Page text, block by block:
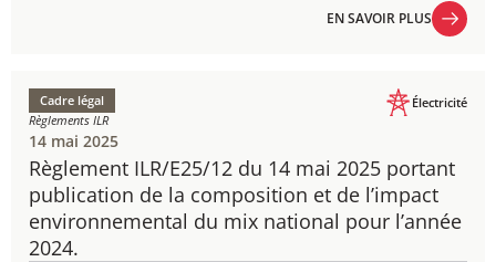
EN SAVOIR PLUS
Règlement ILR/E25/12 du 14 mai 2025 portant
publication de la composition et de l’impact
environnemental du mix national pour l’année
2024.
Cadre légal
Règlements ILR
Électricité
14 mai 2025